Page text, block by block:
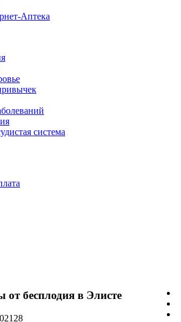
Аптека
система
бесплодия в Элисте